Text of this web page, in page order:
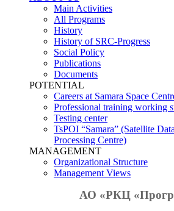
Main Activities
All Programs
History
History of SRC-Progress
Social Policy
Publications
Documents
POTENTIAL
Careers at Samara Space
Professional training working
Testing center
TsPOI “Samara” (Satellite
Processing Centre)
MANAGEMENT
Organizational Structure
Management Views
АО «РКЦ